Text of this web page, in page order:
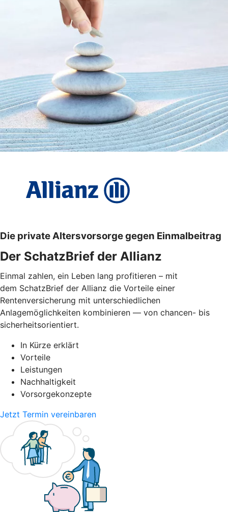
Die private Altersvorsorge gegen Einmalbeitrag
Der SchatzBrief der Allianz
Einmal zahlen, ein Leben lang profitieren – mit
dem SchatzBrief der Allianz die Vorteile einer
Rentenversicherung mit unterschiedlichen
Anlagemöglichkeiten kombinieren — von chancen- bis
sicherheitsorientiert.
In Kürze erklärt
Vorteile
Leistungen
Nachhaltigkeit
Vorsorgekonzepte
Jetzt Termin vereinbaren